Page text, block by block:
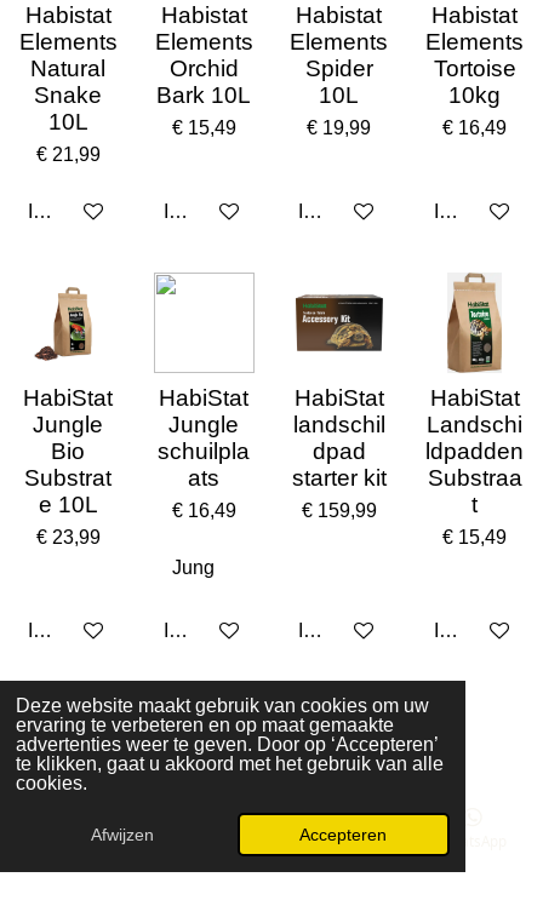
Deze website maakt gebruik van cookies om uw
ervaring te verbeteren en op maat gemaakte
advertenties weer te geven. Door op ‘Accepteren’
te klikken, gaat u akkoord met het gebruik van alle
cookies.
Afwijzen Accepteren
Habistat
Elements
Natural
Snake
10L
€ 21,99
In winkelwagen
Habistat
Elements
Orchid
Bark 10L
€ 15,49
In winkelwagen
Habistat
Elements
Spider
10L
€ 19,99
In winkelwagen
Habistat
Elements
Tortoise
10kg
€ 16,49
In
HabiStat
Jungle
Bio
Substrat
e 10L
€ 23,99
In winkelwagen
HabiStat
Jungle
schuilpla
ats
€ 16,49
In winkelwagen
HabiStat
landschil
dpad
starter kit
€ 159,99
In winkelwagen
HabiStat
Landschi
ldpadden
Substraa
t
€ 15,49
In
1 2 3
4
© 2023 - 2026 Animal corner
Powered byJouwWeb
E-mailadres Kaart